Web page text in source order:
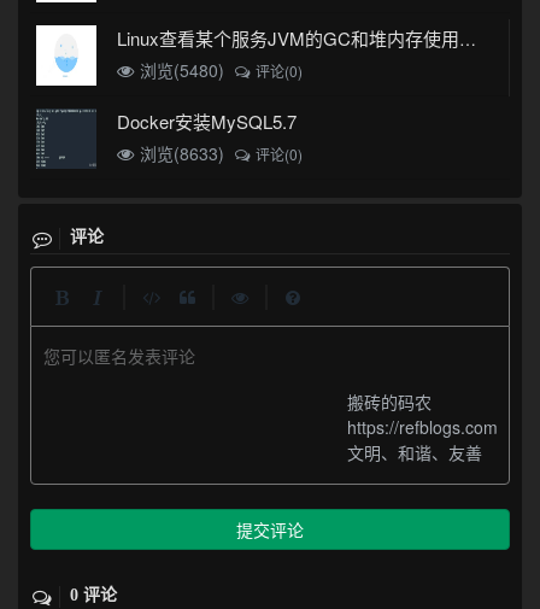
Linux查看某个服务JVM的GC和堆内存使用情况
浏览(5480)
评论(0)
Docker安装MySQL5.7
浏览(8633) 评论(0)
评论
您可以匿名发表评论
搬砖的码农
https://refblogs.com
文明、和谐、友善
提交评论
0 评论